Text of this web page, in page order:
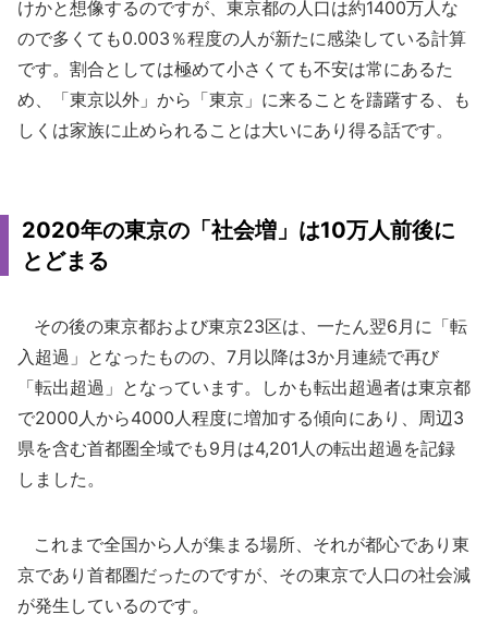
けかと想像するのですが、東京都の人口は約1400万人な
ので多くても0.003％程度の人が新たに感染している計算
です。割合としては極めて小さくても不安は常にあるた
め、「東京以外」から「東京」に来ることを躊躇する、も
しくは家族に止められることは大いにあり得る話です。
2020年の東京の「社会増」は10万人前後に
とどまる
その後の東京都および東京23区は、一たん翌6月に「転
入超過」となったものの、7月以降は3か月連続で再び
「転出超過」となっています。しかも転出超過者は東京都
で2000人から4000人程度に増加する傾向にあり、周辺3
県を含む首都圏全域でも9月は4,201人の転出超過を記録
しました。
これまで全国から人が集まる場所、それが都心であり東
京であり首都圏だったのですが、その東京で人口の社会減
が発生しているのです。